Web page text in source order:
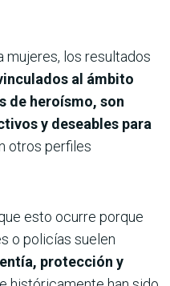
mujeres, los resultados
al ámbito
de heroísmo, son
y deseables para
otros perfiles
esto ocurre porque
o policías suelen
protección y